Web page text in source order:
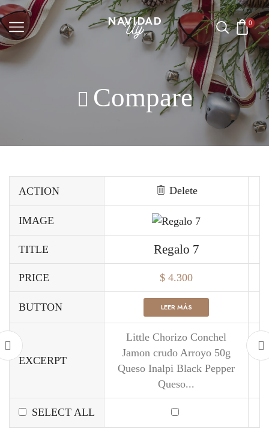
0
Compare
ACTION Delete
IMAGE
TITLE Regalo 7
PRICE $ 4.300
BUTTON LEER MÁS
EXCERPT
Little Chorizo Conchel
Jamon crudo Arroyo 50g
Queso Inalpi Black Pepper
Queso...
SELECT ALL